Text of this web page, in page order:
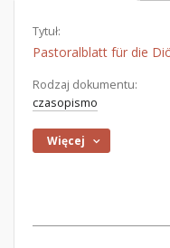
Tytuł:
Pastoralblatt für die
Rodzaj dokumentu:
czasopismo
Więcej